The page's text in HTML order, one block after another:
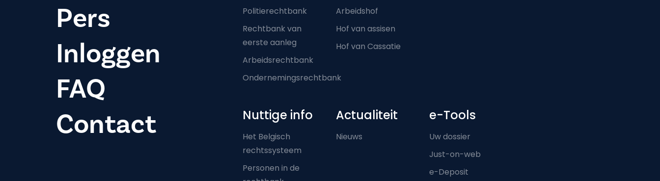
Pers
Inloggen
FAQ
Contact
Politierechtbank
Rechtbank van
eerste aanleg
Arbeidsrechtbank
Ondernemingsrechtbank
Arbeidshof
Hof van assisen
Hof van Cassatie
Nuttige info
Het Belgisch
rechtssysteem
Personen in de
Actualiteit
Nieuws
e-Tools
Uw dossier
Just-on-web
e-Deposit